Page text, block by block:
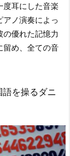
度耳にした音楽
アノ演奏によっ
優れた記憶力
留め、全ての音
を操るダニ